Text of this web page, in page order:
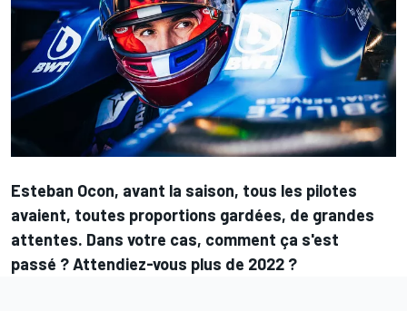
Esteban Ocon, avant la saison, tous les pilotes
avaient, toutes proportions gardées, de grandes
attentes. Dans votre cas, comment ça s'est
passé ? Attendiez-vous plus de 2022 ?